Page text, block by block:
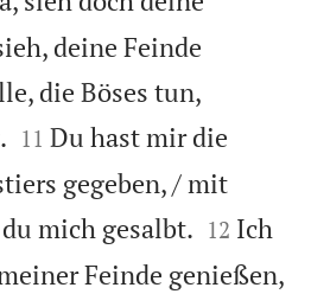
deine Feinde
die Böses tun,


11 Du hast mir die
gegeben, / mit
mich gesalbt. 

12 Ich
Feinde genießen,